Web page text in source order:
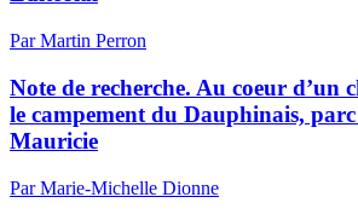
Par Martin Perron
Note de recherche. Au coeur d’un
le campement du Dauphinais,
Mauricie
Par Marie-Michelle Dionne